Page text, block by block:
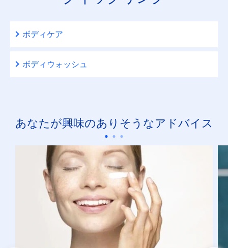
ボディケア
ボディウォッシュ
あなたが興味のありそうなアドバイス